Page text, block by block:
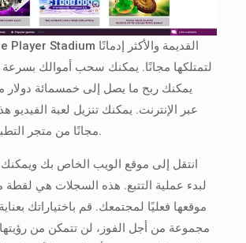
لتمتلكها مجانًا. يمكنك سحب أموالك
مجانًا من متجر التطبيقات الخاص بك.
انتقل إلى موقع الويب الخاص بك ويمكنك
لبدء عملية التتبع. هذه السجلات هي
موقعها فعليًا لمجتمعك. قم باختياراتك
مجموعة من أجل الفوز، لن تتمكن من